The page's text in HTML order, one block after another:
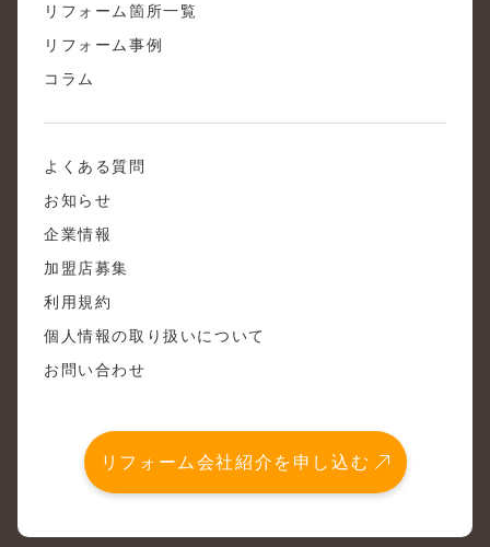
リフォーム箇所一覧
リフォーム事例
コラム
よくある質問
お知らせ
企業情報
加盟店募集
利用規約
個人情報の取り扱いについて
お問い合わせ
リフォーム会社紹介を申し込む